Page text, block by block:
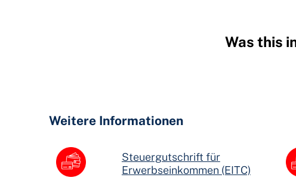
Was this
Weitere Informationen
Steuergutschrift für
Erwerbseinkommen (EITC)